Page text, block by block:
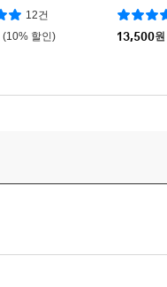
12건
(10% 할인)
13,500원